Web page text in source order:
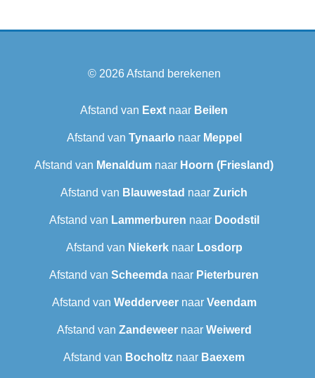
© 2026Afstand berekenen
Afstand van Eext naar Beilen
Afstand van Tynaarlo naar Meppel
Afstand van Menaldum naar Hoorn (Friesland)
Afstand van Blauwestad naar Zurich
Afstand van Lammerburen naar Doodstil
Afstand van Niekerknaar Losdorp
Afstand van Scheemda naar Pieterburen
Afstand van Wedderveernaar Veendam
Afstand van Zandeweernaar Weiwerd
Afstand van Bocholtz naar Baexem